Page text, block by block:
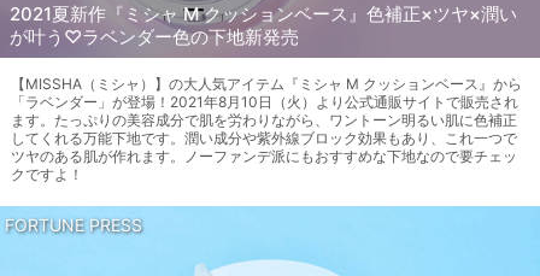
2021夏新作『ミシャ M クッションベース』色補正×ツヤ×潤い
が叶う♡ラベンダー色の下地新発売
【MISSHA（ミシャ）】の大人気アイテム『ミシャ M クッションベース』から
「ラベンダー」が登場！2021年8月10日（火）より公式通販サイトで販売され
ます。たっぷりの美容成分で肌を労わりながら、ワントーン明るい肌に色補正
してくれる万能下地です。潤い成分や紫外線ブロック効果もあり、これ一つで
ツヤのある肌が作れます。ノーファンデ派にもおすすめな下地なので要チェッ
クですよ！
FORTUNE PRESS